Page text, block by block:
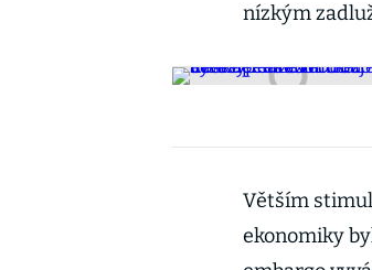
nízkým
Větším
ekonomiky